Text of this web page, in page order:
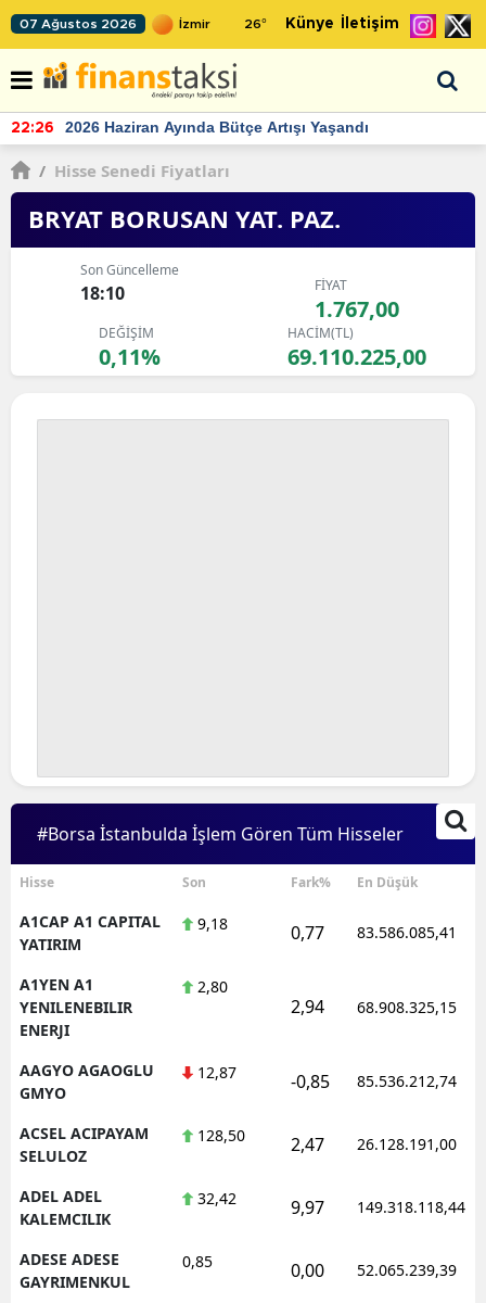
07 Ağustos 2026 26° Künye İletişim
22:24 TCMB'nin rezervlerinde artan momentum devam ediyor
/ Hisse Senedi Fiyatları
BRYAT BORUSAN YAT. PAZ.
Son Güncelleme
18:10 FİYAT
1.767,00
DEĞİŞİM
0,11%
HACİM(TL)
69.110.225,00
#Borsa İstanbulda İşlem Gören Tüm Hisseler
Hisse Son Fark% En Düşük
A1CAP A1 CAPITAL
YATIRIM
9,18 0,77 83.586.085,41
A1YEN A1
YENILENEBILIR
ENERJI
2,80
2,94 68.908.325,15
AAGYO AGAOGLU
GMYO
12,87 -0,85 85.536.212,74
ACSEL ACIPAYAM
SELULOZ
128,50 2,47 26.128.191,00
ADEL ADEL
KALEMCILIK
32,42 9,97 149.318.118,44
ADESE ADESE
GAYRIMENKUL
0,85 0,00 52.065.239,39